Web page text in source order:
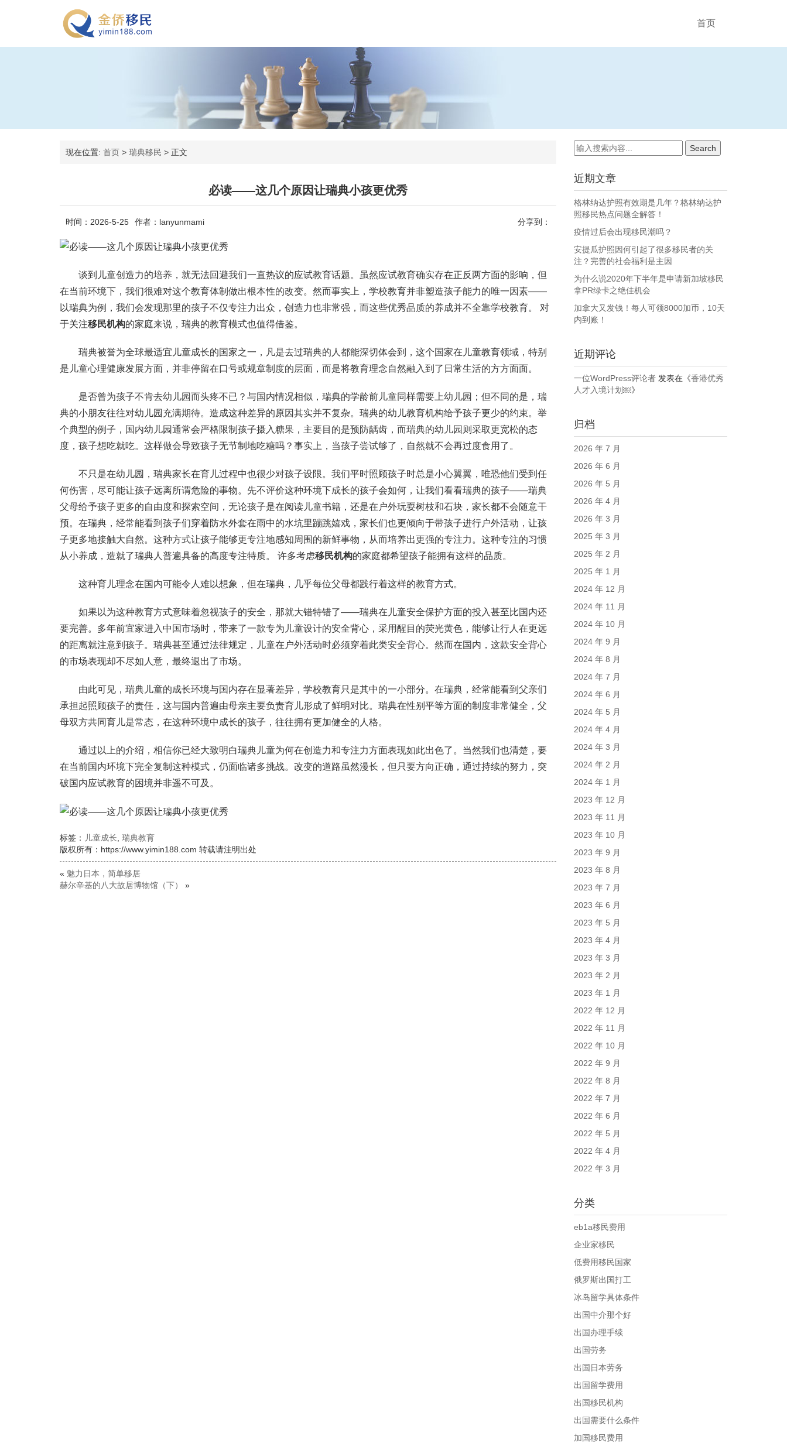
首页
现在位置: 首页 > 瑞典移民 > 正文
必读——这几个原因让瑞典小孩更优秀
时间：2026-5-25 作者：lanyunmami 分享到：
谈到儿童创造力的培养，就无法回避我们一直热议的应试教育话题。虽然应试教育确实存在正反两方面的影响，但
在当前环境下，我们很难对这个教育体制做出根本性的改变。然而事实上，学校教育并非塑造孩子能力的唯一因素——
以瑞典为例，我们会发现那里的孩子不仅专注力出众，创造力也非常强，而这些优秀品质的养成并不全靠学校教育。 对
于关注移民机构的家庭来说，瑞典的教育模式也值得借鉴。
瑞典被誉为全球最适宜儿童成长的国家之一，凡是去过瑞典的人都能深切体会到，这个国家在儿童教育领域，特别
是儿童心理健康发展方面，并非停留在口号或规章制度的层面，而是将教育理念自然融入到了日常生活的方方面面。
是否曾为孩子不肯去幼儿园而头疼不已？与国内情况相似，瑞典的学龄前儿童同样需要上幼儿园；但不同的是，瑞
典的小朋友往往对幼儿园充满期待。造成这种差异的原因其实并不复杂。瑞典的幼儿教育机构给予孩子更少的约束。举
个典型的例子，国内幼儿园通常会严格限制孩子摄入糖果，主要目的是预防龋齿，而瑞典的幼儿园则采取更宽松的态
度，孩子想吃就吃。这样做会导致孩子无节制地吃糖吗？事实上，当孩子尝试够了，自然就不会再过度食用了。
不只是在幼儿园，瑞典家长在育儿过程中也很少对孩子设限。我们平时照顾孩子时总是小心翼翼，唯恐他们受到任
何伤害，尽可能让孩子远离所谓危险的事物。先不评价这种环境下成长的孩子会如何，让我们看看瑞典的孩子——瑞典
父母给予孩子更多的自由度和探索空间，无论孩子是在阅读儿童书籍，还是在户外玩耍树枝和石块，家长都不会随意干
预。在瑞典，经常能看到孩子们穿着防水外套在雨中的水坑里蹦跳嬉戏，家长们也更倾向于带孩子进行户外活动，让孩
子更多地接触大自然。这种方式让孩子能够更专注地感知周围的新鲜事物，从而培养出更强的专注力。这种专注的习惯
从小养成，造就了瑞典人普遍具备的高度专注特质。 许多考虑移民机构的家庭都希望孩子能拥有这样的品质。
这种育儿理念在国内可能令人难以想象，但在瑞典，几乎每位父母都践行着这样的教育方式。
如果以为这种教育方式意味着忽视孩子的安全，那就大错特错了——瑞典在儿童安全保护方面的投入甚至比国内还
要完善。多年前宜家进入中国市场时，带来了一款专为儿童设计的安全背心，采用醒目的荧光黄色，能够让行人在更远
的距离就注意到孩子。瑞典甚至通过法律规定，儿童在户外活动时必须穿着此类安全背心。然而在国内，这款安全背心
的市场表现却不尽如人意，最终退出了市场。
由此可见，瑞典儿童的成长环境与国内存在显著差异，学校教育只是其中的一小部分。在瑞典，经常能看到父亲们
承担起照顾孩子的责任，这与国内普遍由母亲主要负责育儿形成了鲜明对比。瑞典在性别平等方面的制度非常健全，父
母双方共同育儿是常态，在这种环境中成长的孩子，往往拥有更加健全的人格。
通过以上的介绍，相信你已经大致明白瑞典儿童为何在创造力和专注力方面表现如此出色了。当然我们也清楚，要
在当前国内环境下完全复制这种模式，仍面临诸多挑战。改变的道路虽然漫长，但只要方向正确，通过持续的努力，突
破国内应试教育的困境并非遥不可及。
标签： 儿童成长 瑞典教育
版权所有：https://www.yimin188.com 转载请注明出处
« 魅力日本，简单移居
赫尔辛基的八大故居博物馆（下）
»
近期文章
格林纳达护照有效期是几年？格林纳达护
照移民热点问题全解答！
疫情过后会出现移民潮吗？
安提瓜护照因何引起了很多移民者的关
注？完善的社会福利是主因
为什么说2020年下半年是申请新加坡移民
拿PR绿卡之绝佳机会
加拿大又发钱！每人可领8000加币，10天
内到账！
近期评论
一位WordPress评论者发表在《香港优秀
人才入境计划￼》
归档
2026 年 7 月
2026 年 6 月
2026 年 5 月
2026 年 4 月
2026 年 3 月
2025 年 3 月
2025 年 2 月
2025 年 1 月
2024 年 12 月
2024 年 11 月
2024 年 10 月
2024 年 9 月
2024 年 8 月
2024 年 7 月
2024 年 6 月
2024 年 5 月
2024 年 4 月
2024 年 3 月
2024 年 2 月
2024 年 1 月
2023 年 12 月
2023 年 11 月
2023 年 10 月
2023 年 9 月
2023 年 8 月
2023 年 7 月
2023 年 6 月
2023 年 5 月
2023 年 4 月
2023 年 3 月
2023 年 2 月
2023 年 1 月
2022 年 12 月
2022 年 11 月
2022 年 10 月
2022 年 9 月
2022 年 8 月
2022 年 7 月
2022 年 6 月
2022 年 5 月
2022 年 4 月
2022 年 3 月
分类
eb1a移民费用
企业家移民
低费用移民国家
俄罗斯出国打工
冰岛留学具体条件
出国中介那个好
出国办理手续
出国劳务
出国日本劳务
出国留学费用
出国移民机构
出国需要什么条件
加国移民费用